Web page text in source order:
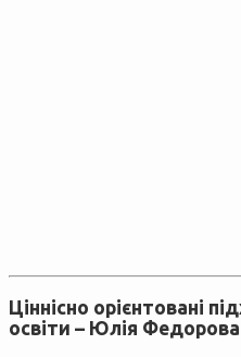
Ціннісно орієнтовані
освіти – Юлія Федорова